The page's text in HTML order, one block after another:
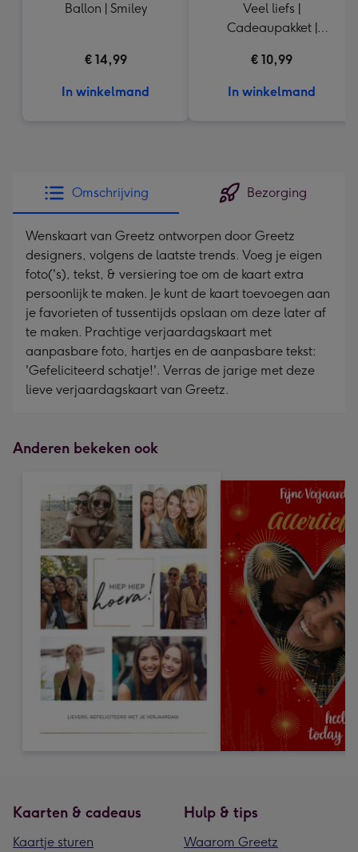
Ballon | Smiley
€ 14,99
In winkelmand
Veel liefs |
Cadeaupakket |
€ 10,99
In winkelmand
Omschrijving Bezorging
Wenskaart van Greetz ontworpen door Greetz
designers, volgens de laatste trends. Voeg je eigen
foto('s), tekst, & versiering toe om de kaart extra
persoonlijk te maken. Je kunt de kaart toevoegen aan
je favorieten of tussentijds opslaan om deze later af
te maken. Prachtige verjaardagskaart met
aanpasbare foto, hartjes en de aanpasbare tekst:
'Gefeliciteerd schatje!'. Verras de jarige met deze
lieve verjaardagskaart van Greetz.
Anderen bekeken ook
Kaarten & cadeaus
Kaartje sturen
Hulp & tips
Waarom Greetz